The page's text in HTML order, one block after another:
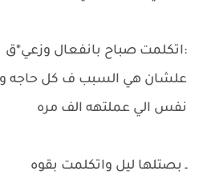
:اتكلمت صباح بانفعال وزعي*ق
علشان هي السبب ف كل حاجه
نفس الي عملتهه الف مره
ـ بصتلها ليل واتكلمت بقوه